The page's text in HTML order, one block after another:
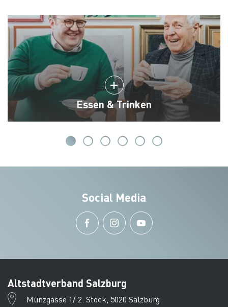
Essen & Trinken
Social Media
Altstadtverband Salzburg
Münzgasse 1/ 2. Stock, 5020 Salzburg